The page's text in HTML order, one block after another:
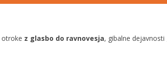
otroke z glasbo do ravnovesja, gibalne dejavnosti